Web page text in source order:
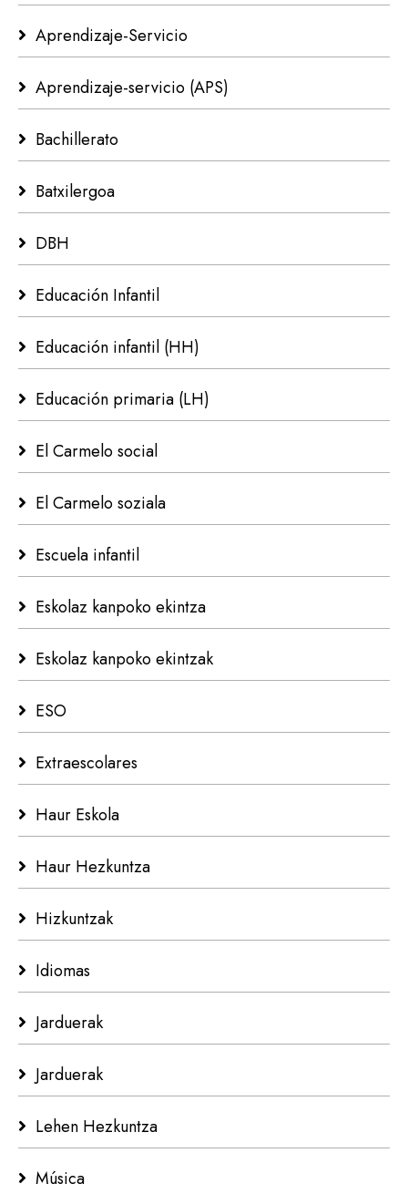
Aprendizaje-Servicio
Aprendizaje-servicio (APS)
Bachillerato
Batxilergoa
DBH
Educación Infantil
Educación infantil (HH)
Educación primaria (LH)
El Carmelo social
El Carmelo soziala
Escuela infantil
Eskolaz kanpoko ekintza
Eskolaz kanpoko ekintzak
ESO
Extraescolares
Haur Eskola
Haur Hezkuntza
Hizkuntzak
Idiomas
Jarduerak
Jarduerak
Lehen Hezkuntza
Música